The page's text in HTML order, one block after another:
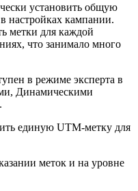
установить общую
настройках кампании.
метки для каждой
что занимало много
в режиме эксперта в
Динамическими
меток и на уровне